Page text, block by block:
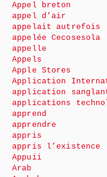
Appel breton
appel d’air
appelait autrefois
appelée Cecosesola
appelle
Appels
Apple Stores
Application
application
applications
apprend
apprendre
appris
appris l’existence
Appuii
Arab